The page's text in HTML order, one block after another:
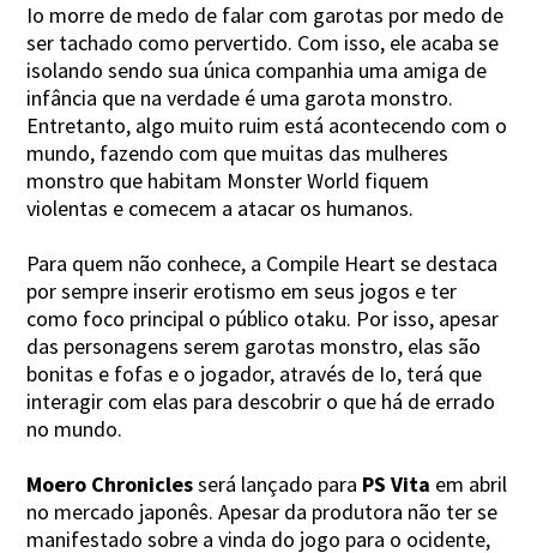
Io morre de medo de falar com garotas por medo de
ser tachado como pervertido. Com isso, ele acaba se
isolando sendo sua única companhia uma amiga de
infância que na verdade é uma garota monstro.
Entretanto, algo muito ruim está acontecendo com o
mundo, fazendo com que muitas das mulheres
monstro que habitam Monster World fiquem
violentas e comecem a atacar os humanos.
Para quem não conhece, a Compile Heart se destaca
por sempre inserir erotismo em seus jogos e ter
como foco principal o público otaku. Por isso, apesar
das personagens serem garotas monstro, elas são
bonitas e fofas e o jogador, através de Io, terá que
interagir com elas para descobrir o que há de errado
no mundo.
Moero Chroniclesserá lançado para PS Vita em abril
no mercado japonês. Apesar da produtora não ter se
manifestado sobre a vinda do jogo para o ocidente,